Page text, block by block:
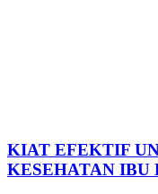
KIAT EFEKTIF
KESEHATAN IBU